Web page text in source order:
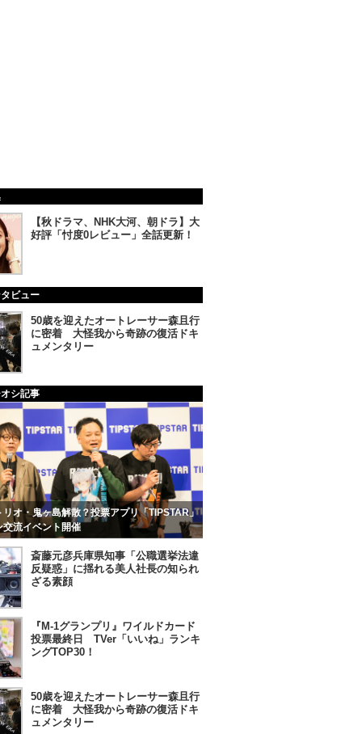
【秋ドラマ、NHK大河、朝ドラ】大
好評「忖度0レビュー」全話更新！
ビュー
50歳を迎えたオートレーサー森且行
に密着 大怪我から奇跡の復活ドキ
ュメンタリー
シ記事
リオ・鬼ヶ島解散？投票アプリ「TIPSTAR」
交流イベント開催
斎藤元彦兵庫県知事「公職選挙法違
反疑惑」に揺れる美人社長の知られ
ざる素顔
『M-1グランプリ』ワイルドカード
投票最終日 TVer「いいね」ランキ
ングTOP30！
50歳を迎えたオートレーサー森且行
に密着 大怪我から奇跡の復活ドキ
ュメンタリー